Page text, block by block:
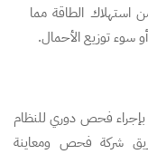
استهلاك الطاقة مما
سوء توزيع الأحمال.
فحص دوري للنظام
شركة فحص ومعاينة